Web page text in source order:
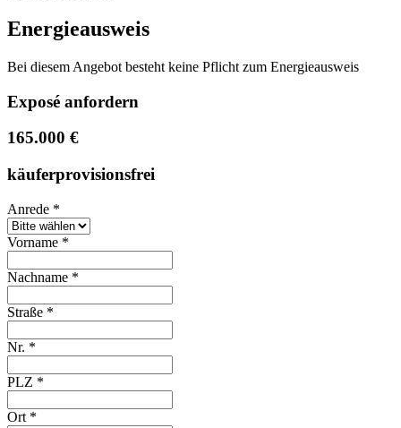
Energieausweis
Bei diesem Angebot besteht keine Pflicht zum Energieausweis
Exposé anfordern
165.000 €
käuferprovisionsfrei
Anrede *
Vorname *
Nachname *
Straße *
Nr. *
PLZ *
Ort *